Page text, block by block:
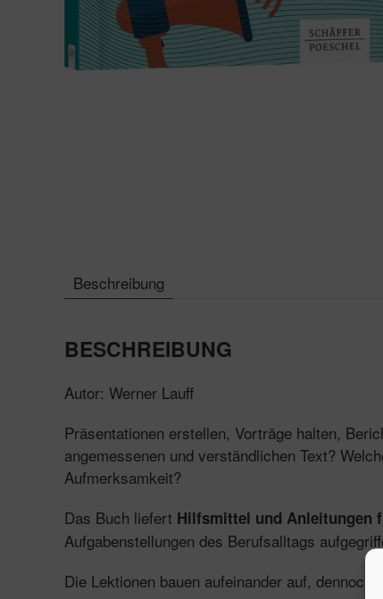
Beschreibung
BESCHREIBUNG
Autor: Werner Lauff
Präsentationen erstellen, Vorträge halten,
angemessenen und verständlichen Text?
Aufmerksamkeit?
Das Buch liefert Hilfsmittel und Anleitungen
Aufgabenstellungen des Berufsalltags
Die Lektionen bauen aufeinander auf,